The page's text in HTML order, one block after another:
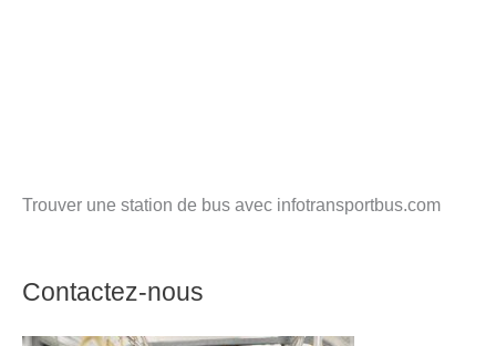
Trouver une station de bus avec infotransportbus.com
Contactez-nous